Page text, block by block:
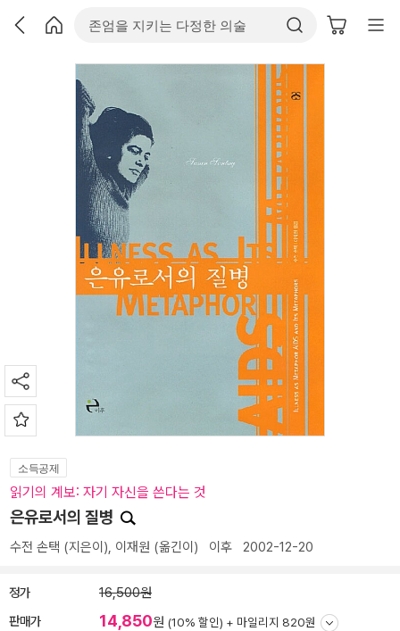
소득공제
읽기의 계보: 자기 자신을 쓴다는 것
은유로서의 질병
수전 손택 (지은이), 이재원 (옮긴이) 이후 2002-12-20
정가 16,500원
판매가 14,850원 (10% 할인) + 마일리지 820원